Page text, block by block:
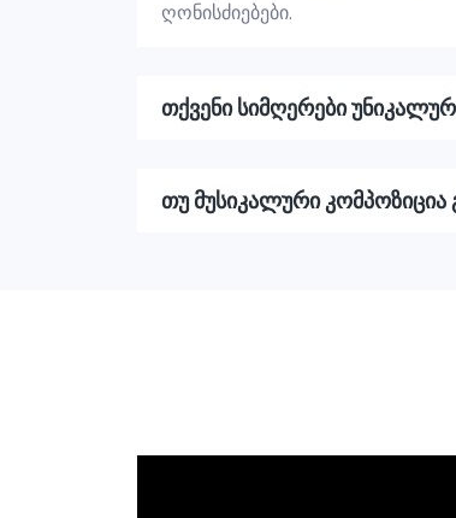
ღონისძიებები.
თქვენი სიმღერები
თუ მუსიკალური კომპოზიცია